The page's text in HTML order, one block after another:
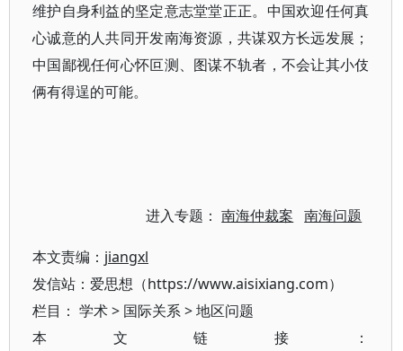
维护自身利益的坚定意志堂堂正正。中国欢迎任何真
心诚意的人共同开发南海资源，共谋双方长远发展；
中国鄙视任何心怀叵测、图谋不轨者，不会让其小伎
俩有得逞的可能。
进入专题：南海仲裁案 南海问题
本文责编： jiangxl
发信站：爱思想（https://www.aisixiang.com）
栏目： 学术> 国际关系>地区问题
本文链接：